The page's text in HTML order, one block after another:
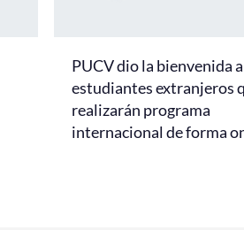
PUCV dio la bienvenida a
estudiantes extranjeros
realizarán programa
internacional de forma